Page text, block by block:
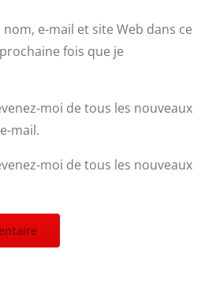
e-mail et site Web dans ce
fois que je
moi de tous les nouveaux
mail.
moi de tous les nouveaux